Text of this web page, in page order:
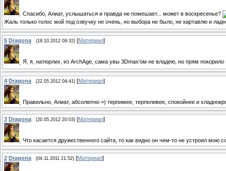
Спасибо, Алиат, услышаться и правда не помешает... может в воскресенье?
Жаль только голос мой под озвучку не очень, но выбора не было, не картавлю и
5 Dragona (18.10.2012 09:32) [Материал]
Я, я, натюрлих, из ArchAge, сама увы 3Dmax'ом не владею, но прям
4 Dragona (22.05.2012 04:41) [Материал]
Правильно, Алиат, абсолютно =) терпимее, терпеливее, спокойнее и
3 Dragona (20.05.2012 20:03) [Материал]
Что касается дружественного сайта, то как видно он чем-то не устроил мою
2 Dragona (04.11.2011 21:52) [Материал]